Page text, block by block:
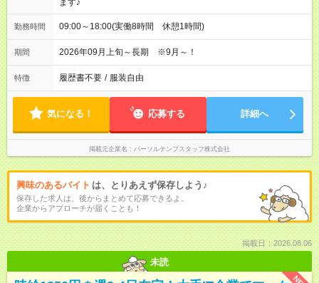
ます♪
勤務時間 09:00～18:00(実働8時間 休憩1時間)
期間 2026年09月上旬～長期 ※9月～！
特徴 履歴書不要 / 服装自由
気になる！ 応募する 詳細へ
掲載元企業名 パーソルテンプスタッフ株式会社
興味のあるバイト は、とりあえず保存しよう♪
保存した求人は、後からまとめて応募できるよ。
企業からアプローチが届くことも！
掲載日：2026.08.06
未読